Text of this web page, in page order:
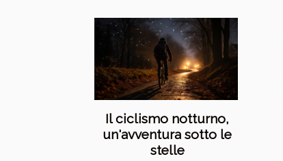
Il ciclismo notturno,
un'avventura sotto le
stelle